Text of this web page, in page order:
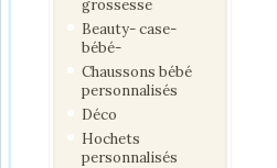
grossesse
Beauty- case-
bébé-
Chaussons bébé
personnalisés
Déco
Hochets
personnalisés